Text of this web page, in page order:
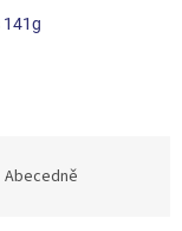
Abecedně